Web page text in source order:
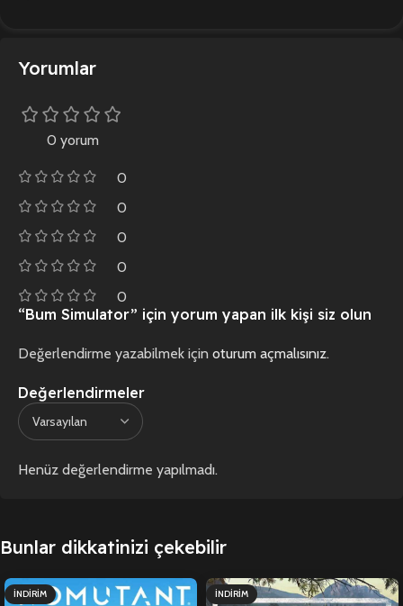
Yorumlar
0 yorum
0
0
0
0
0
Değerlendirmeler
Henüz değerlendirme yapılmadı.
“Bum Simulator” için yorum yapan ilk kişi siz olun
Değerlendirme yazabilmek için oturum açmalısınız.
Bunlar dikkatinizi çekebilir
İNDIRIM
İNDIRIM